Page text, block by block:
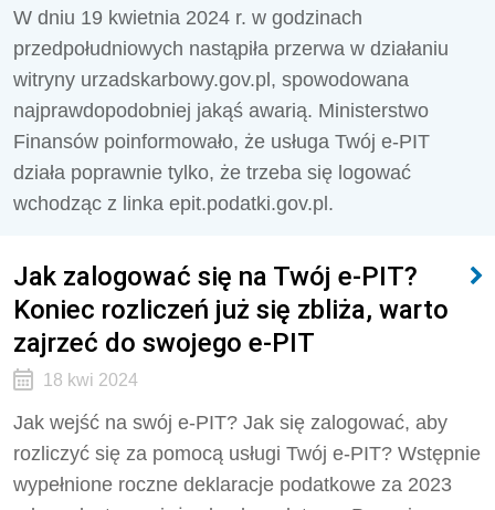
W dniu 19 kwietnia 2024 r. w godzinach
przedpołudniowych nastąpiła przerwa w działaniu
witryny urzadskarbowy.gov.pl, spowodowana
najprawdopodobniej jakąś awarią. Ministerstwo
Finansów poinformowało, że usługa Twój e-PIT
działa poprawnie tylko, że trzeba się logować
wchodząc z linka epit.podatki.gov.pl.
Jak zalogować się na Twój e-PIT?
Koniec rozliczeń już się zbliża, warto
zajrzeć do swojego e-PIT
18 kwi 2024
Jak wejść na swój e-PIT? Jak się zalogować, aby
rozliczyć się za pomocą usługi Twój e-PIT? Wstępnie
wypełnione roczne deklaracje podatkowe za 2023